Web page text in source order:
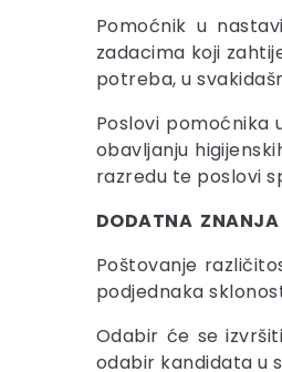
Pomoćnik u
zadacima koji
potreba, u
Poslovi pomoćnika
obavljanju
razredu te poslovi
DODATNA ZNANJA
Poštovanje
podjednaka
Odabir će se
odabir kandidata u